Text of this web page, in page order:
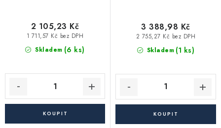
Skladem (6 ks)
1 711,57 Kč bez DPH
2 105,23 Kč
Skladem (1 ks)
2 755,27 Kč bez DPH
3 388,98 Kč